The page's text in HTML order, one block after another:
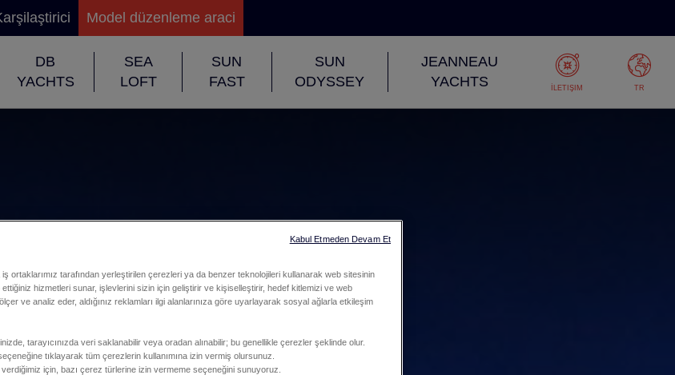
Model düzenleme araci
DB
YACHTS
SEA
LOFT
SUN
FAST
SUN
ODYSSEY
JEANNEAU
YACHTS
İLETIŞIM TR
ortaklarımız tarafından yerleştirilen çerezleri ya da benzer teknolojileri kullanarak web sitesinin
ettiğiniz hizmetleri sunar, işlevlerini sizin için geliştirir ve kişiselleştirir, hedef kitlemizi ve web
ve analiz eder, aldığınız reklamları ilgi alanlarınıza göre uyarlayarak sosyal ağlarla etkileşim
tarayıcınızda veri saklanabilir veya oradan alınabilir; bu genellikle çerezler şeklinde olur.
tıklayarak tüm çerezlerin kullanımına izin vermiş olursunuz.
için, bazı çerez türlerine izin vermeme seçeneğini sunuyoruz.
Kabul Etmeden Devam Et